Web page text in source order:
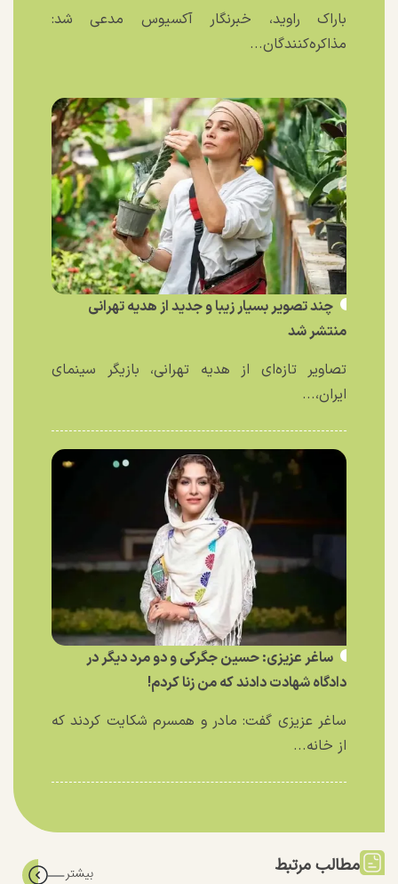
باراک راوید، خبرنگار آکسیوس مدعی شد:
مذاکره‌کنندگان...
چند تصویر بسیار زیبا و جدید از هدیه تهرانی
منتشر شد
تصاویر تازه‌ای از هدیه تهرانی، بازیگر سینمای
ایران،...
ساغر عزیزی: حسین جگرکی و دو مرد دیگر در
دادگاه شهادت دادند که من زنا کردم!
ساغر عزیزی گفت: مادر و همسرم شکایت کردند که
از خانه...
مطالب مرتبط